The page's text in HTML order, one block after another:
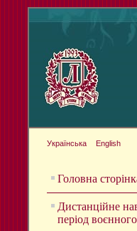
Українська English
Головна
Дистанційне
період